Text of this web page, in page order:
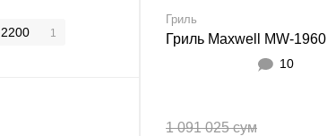
2200 1
Гриль
Гриль Maxwell MW-1960
10
1 091 025 сум